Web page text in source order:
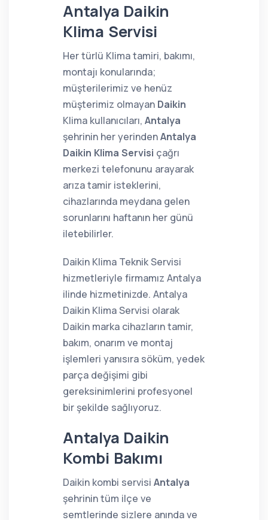
Antalya Daikin
Klima Servisi
Her türlü Klima tamiri, bakımı,
montajı konularında;
müşterilerimiz ve henüz
müşterimiz olmayan Daikin
Klima kullanıcıları, Antalya
şehrinin her yerindenAntalya
Daikin Klima Servisi çağrı
merkezi telefonunu arayarak
arıza tamir isteklerini,
cihazlarında meydana gelen
sorunlarını haftanın her günü
iletebilirler.
Daikin Klima Teknik Servisi
hizmetleriyle firmamız Antalya
ilinde hizmetinizde. Antalya
Daikin Klima Servisi olarak
Daikin marka cihazların tamir,
bakım, onarım ve montaj
işlemleri yanısıra söküm, yedek
parça değişimi gibi
gereksinimlerini profesyonel
bir şekilde sağlıyoruz.
Antalya Daikin
Kombi Bakımı
Daikin kombi servisi Antalya
şehrinin tüm ilçe ve
semtlerinde sizlere anında ve